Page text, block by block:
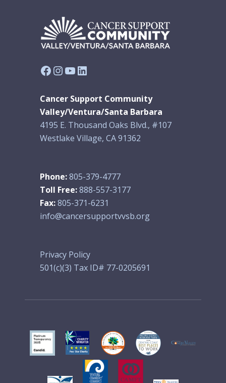
Facebook
Instagram
YouTube
LinkedIn
Cancer Support Community
Valley/Ventura/Santa Barbara
4195 E. Thousand Oaks Blvd., #107
Westlake Village, CA 91362
Phone:805-379-4777
Toll Free:888-557-3177
Fax:805-371-6231
info@cancersupportvvsb.org
Privacy Policy
501(c)(3) Tax ID# 77-0205691